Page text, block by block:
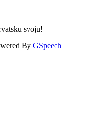
svoju!
By GSpeech